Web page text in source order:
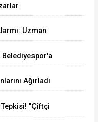
Uzman
Belediyespor'a
Ağırladı
"Çiftçi